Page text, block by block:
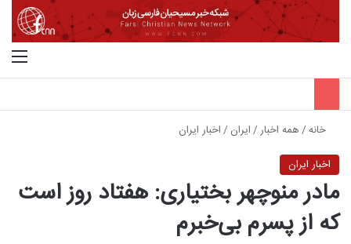
خانه/همه اخبار/ایران /اخبار ایران
اخبار ایران
مادر منوچهر بختیاری: هفتاد روز است
که از پسرم بی‌خبرم